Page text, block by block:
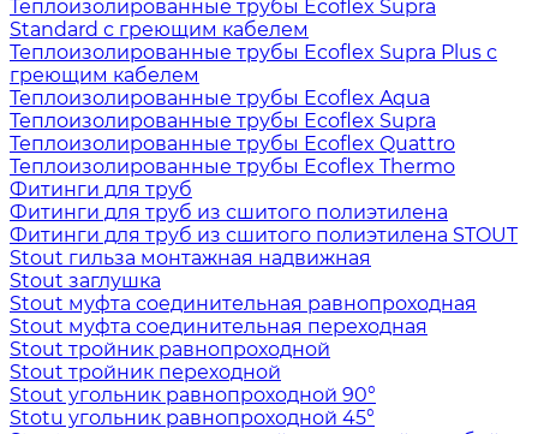
Теплоизолированные трубы Ecoflex Supra
Standard с греющим кабелем
Теплоизолированные трубы Ecoflex Supra Plus с
греющим кабелем
Теплоизолированные трубы Ecoflex Aqua
Теплоизолированные трубы Ecoflex Supra
Теплоизолированные трубы Ecoflex Quattro
Теплоизолированные трубы Ecoflex Thermo
Фитинги для труб
Фитинги для труб из сшитого полиэтилена
Фитинги для труб из сшитого полиэтилена STOUT
Stout гильза монтажная надвижная
Stout заглушка
Stout муфта соединительная равнопроходная
Stout муфта соединительная переходная
Stout тройник равнопроходной
Stout тройник переходной
Stout угольник равнопроходной 90°
Stotu угольник равнопроходной 45°